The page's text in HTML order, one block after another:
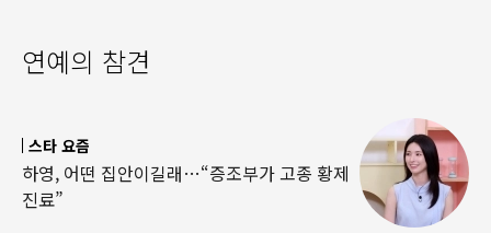
연예의 참견
스타 요즘
하영, 어떤 집안이길래…“증조부가 고종 황제
진료”